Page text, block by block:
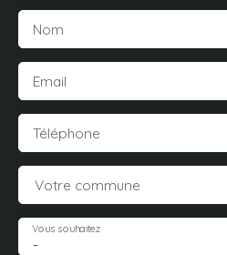
Nom
Email
Téléphone
Votre commune
-
Vous souhaitez